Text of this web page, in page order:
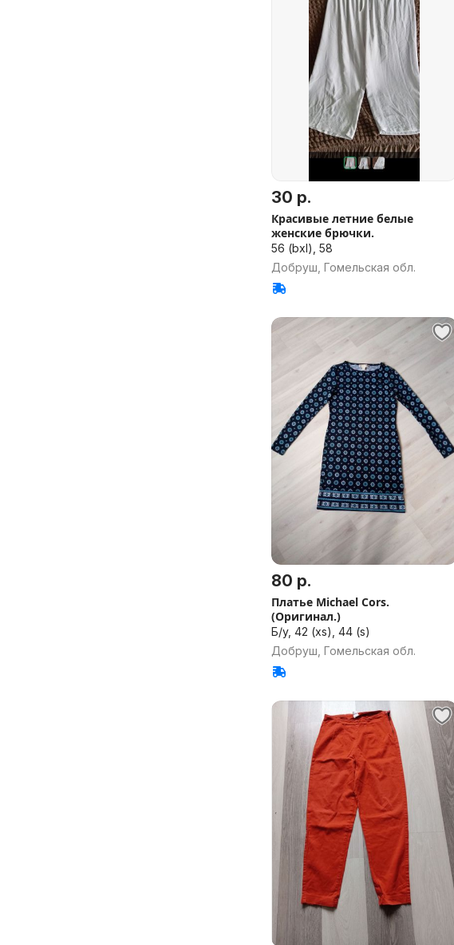
30 р.
Красивые летние белые
женские брючки.
56 (bxl), 58
Добруш, Гомельская обл.
80 р.
Платье Michael Cors.
(Оригинал.)
Б/у, 42 (xs), 44 (s)
Добруш, Гомельская обл.